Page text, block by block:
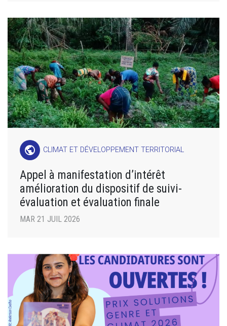
public CLIMAT ET DÉVELOPPEMENT TERRITORIAL
Appel à manifestation d’intérêt
amélioration du dispositif de suivi-
évaluation et évaluation finale
MAR 21 JUIL 2026